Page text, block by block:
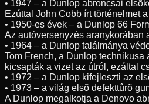
• 1947 – a Dunlop abroncsai
Ezúttal John Cobb írt történelmet
• 1950-es évek – a Dunlop 66
Az autóversenyzés aranykorában
• 1964 – a Dunlop találmánya
Tom French, a Dunlop technikusa
kicsapták a vizet az útról, ezáltal
• 1972 – a Dunlop kifejleszti az
• 1973 – a világ elsõ defekttûrõ
A Dunlop megalkotja a Denovo